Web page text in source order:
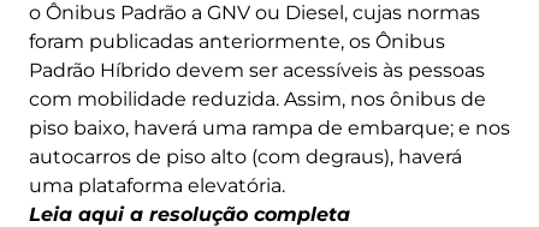
o Ônibus Padrão a GNV ou Diesel, cujas normas
foram publicadas anteriormente, os Ônibus
Padrão Híbrido devem ser acessíveis às pessoas
com mobilidade reduzida. Assim, nos ônibus de
piso baixo, haverá uma rampa de embarque; e nos
autocarros de piso alto (com degraus), haverá
uma plataforma elevatória.
Leia aqui a resolução completa